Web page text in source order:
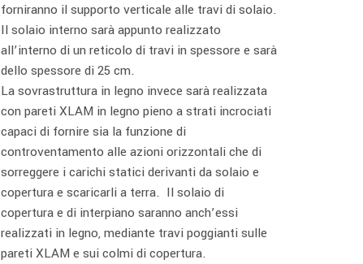
forniranno il supporto verticale alle travi di solaio.
Il solaio interno sarà appunto realizzato
all’interno di un reticolo di travi in spessore e sarà
dello spessore di 25 cm.
La sovrastruttura in legno invece sarà realizzata
con pareti XLAM in legno pieno a strati incrociati
capaci di fornire sia la funzione di
controventamento alle azioni orizzontali che di
sorreggere i carichi statici derivanti da solaio e
copertura e scaricarli a terra. Il solaio di
copertura e di interpiano saranno anch’essi
realizzati in legno, mediante travi poggianti sulle
pareti XLAM e sui colmi di copertura.